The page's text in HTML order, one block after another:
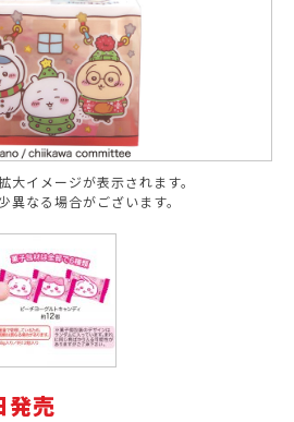
イメージが表示されます。
なる場合がございます。
発売